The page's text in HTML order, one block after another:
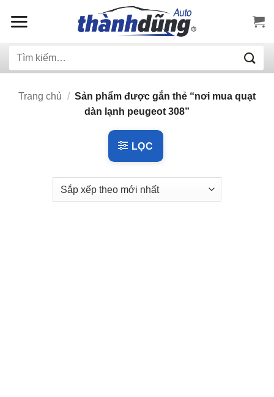
qua
dung
Tìm
Trang chủ / Sản phẩm được gắn thẻ “nơi mua quạt
dàn lạnh peugeot 308”
LỌC